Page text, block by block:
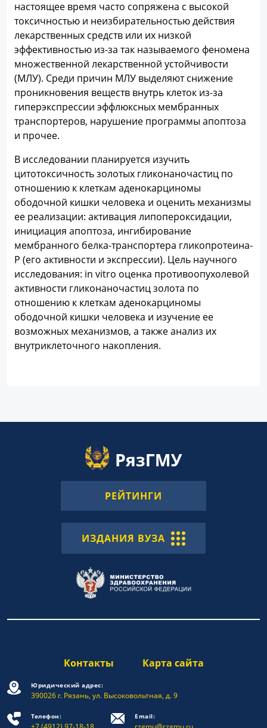
настоящее время часто сопряжена с высокой
токсичностью и неизбирательностью действия
лекарственных средств или их низкой
эффективностью из-за так называемого феномена
множественной лекарственной устойчивости
(МЛУ). Среди причин МЛУ выделяют снижение
проникновения веществ внутрь клеток из-за
гиперэкспрессии эффлюксных мембранных
транспортеров, нарушение программы апоптоза
и прочее.
В исследовании планируется изучить
цитотоксичность золотых гликонаночастиц по
отношению к клеткам аденокарциномы
ободочной кишки человека и оценить механизмы
ее реализации: активация липопероксидации,
инициация апоптоза, ингибирование
мембранного белка-транспортера гликопротеина-
P (его активности и экспрессии). Цель научного
исследования: in vitro оценка противоопухолевой
активности гликонаночастиц золота по
отношению к клеткам аденокарциномы
ободочной кишки человека и изучение ее
возможных механизмов, а также анализ их
внутриклеточного накопления.
РЕЙТИНГИ
ИЗДАНИЯ ВУЗА
Контакты Карта сайта
Юридический адрес:
390026 г. Рязань, ул. Высоковольтная, д. 9
Телефон: Email: